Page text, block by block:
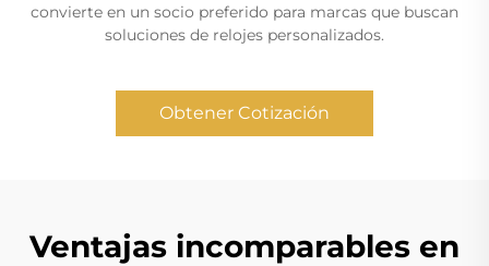
convierte en un socio preferido para marcas que buscan
soluciones de relojes personalizados.
Obtener Cotización
Ventajas incomparables en